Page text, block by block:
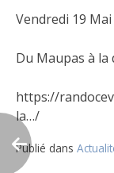
Vendredi 19 Mai
Du Maupas à
https://
la…/
Publié dans